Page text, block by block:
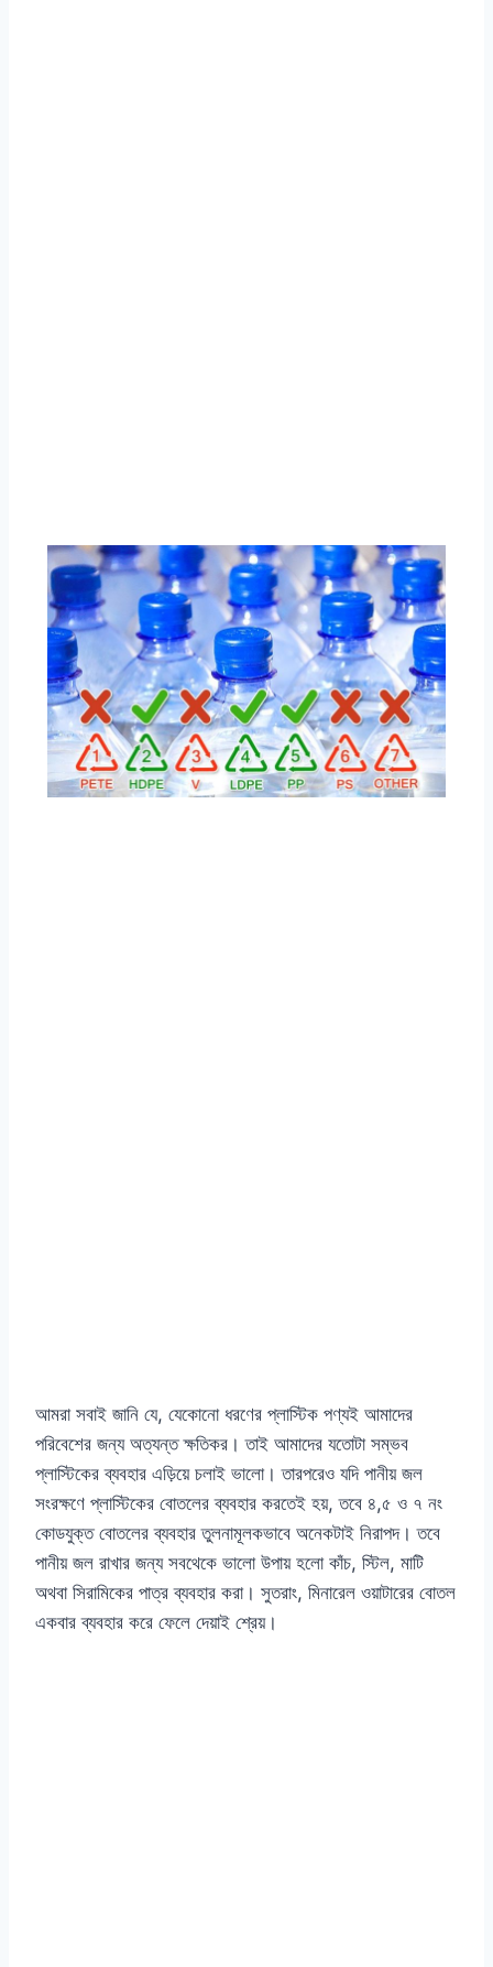
আমরা সবাই জানি যে, যেকোনো ধরণের প্লাস্টিক পণ্যই আমাদের
পরিবেশের জন্য অত্যন্ত ক্ষতিকর। তাই আমাদের যতোটা সম্ভব
প্লাস্টিকের ব্যবহার এড়িয়ে চলাই ভালো। তারপরেও যদি পানীয় জল
সংরক্ষণে প্লাস্টিকের বোতলের ব্যবহার করতেই হয়, তবে ৪,৫ ও ৭ নং
কোডযুক্ত বোতলের ব্যবহার তুলনামূলকভাবে অনেকটাই নিরাপদ। তবে
পানীয় জল রাখার জন্য সবথেকে ভালো উপায় হলো কাঁচ, স্টিল, মাটি
অথবা সিরামিকের পাত্র ব্যবহার করা। সুতরাং, মিনারেল ওয়াটারের বোতল
একবার ব্যবহার করে ফেলে দেয়াই শ্রেয়।